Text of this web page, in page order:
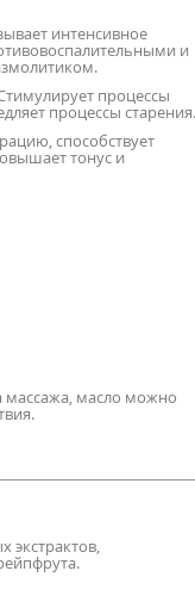
интенсивное
и
процессы
процессы старения.
способствует
тонус и
массажа, масло можно
экстрактов,